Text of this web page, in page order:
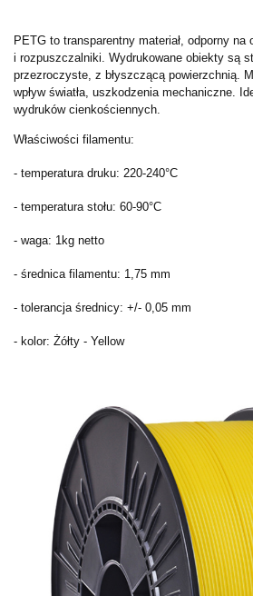
PETG to transparentny materiał, odporny
i rozpuszczalniki. Wydrukowane obiekty są
przezroczyste, z błyszczącą powierzchnią.
wpływ światła, uszkodzenia mechaniczne.
wydruków cienkościennych.
Właściwości filamentu:
- temperatura druku: 220-240°C
- temperatura stołu: 60-90°C
- waga: 1kg netto
- średnica filamentu: 1,75 mm
- tolerancja średnicy: +/- 0,05 mm
- kolor: Żółty - Yellow